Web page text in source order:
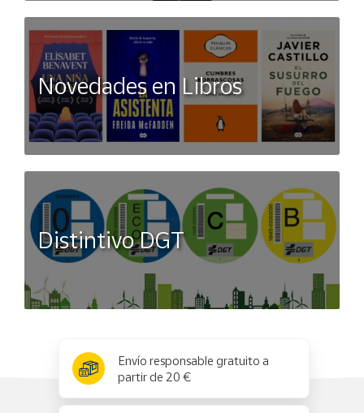
Novedades en Libros
Distintivo DGT
Envío responsable gratuito a
partir de 20 €